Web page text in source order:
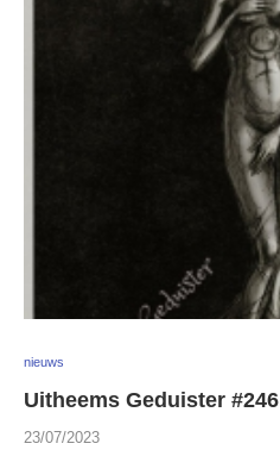
nieuws
Uitheems Geduister #246
23/07/2023